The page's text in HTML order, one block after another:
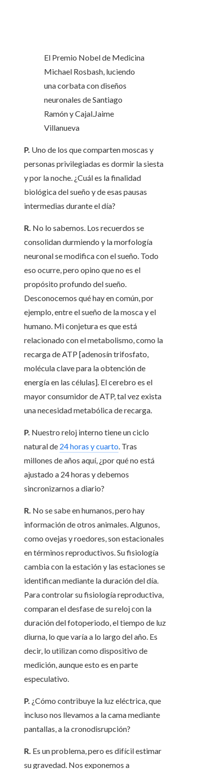
El Premio Nobel de Medicina
Michael Rosbash, luciendo
una corbata con diseños
neuronales de Santiago
Ramón y Cajal.Jaime
Villanueva
P. Uno de los que comparten moscas y
personas privilegiadas es dormir la siesta
y por la noche. ¿Cuál es la finalidad
biológica del sueño y de esas pausas
intermedias durante el día?
R. No lo sabemos. Los recuerdos se
consolidan durmiendo y la morfología
neuronal se modifica con el sueño. Todo
eso ocurre, pero opino que no es el
propósito profundo del sueño.
Desconocemos qué hay en común, por
ejemplo, entre el sueño de la mosca y el
humano. Mi conjetura es que está
relacionado con el metabolismo, como la
recarga de ATP [adenosín trifosfato,
molécula clave para la obtención de
energía en las células]. El cerebro es el
mayor consumidor de ATP, tal vez exista
una necesidad metabólica de recarga.
P. Nuestro reloj interno tiene un ciclo
natural de 24 horas y cuarto. Tras
millones de años aquí, ¿por qué no está
ajustado a 24 horas y debemos
sincronizarnos a diario?
R. No se sabe en humanos, pero hay
información de otros animales. Algunos,
como ovejas y roedores, son estacionales
en términos reproductivos. Su fisiología
cambia con la estación y las estaciones se
identifican mediante la duración del día.
Para controlar su fisiología reproductiva,
comparan el desfase de su reloj con la
duración del fotoperiodo, el tiempo de luz
diurna, lo que varía a lo largo del año. Es
decir, lo utilizan como dispositivo de
medición, aunque esto es en parte
especulativo.
P. ¿Cómo contribuye la luz eléctrica, que
incluso nos llevamos a la cama mediante
pantallas, a la cronodisrupción?
R. Es un problema, pero es difícil estimar
su gravedad. Nos exponemos a